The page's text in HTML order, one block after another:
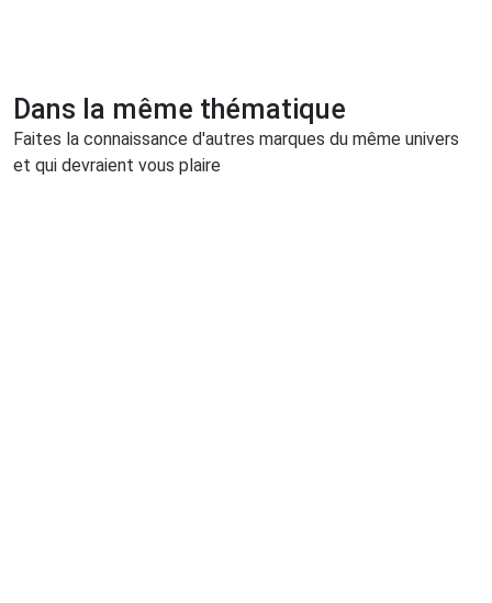
Dans la même thématique
Faites la connaissance d'autres marques du même univers
et qui devraient vous plaire